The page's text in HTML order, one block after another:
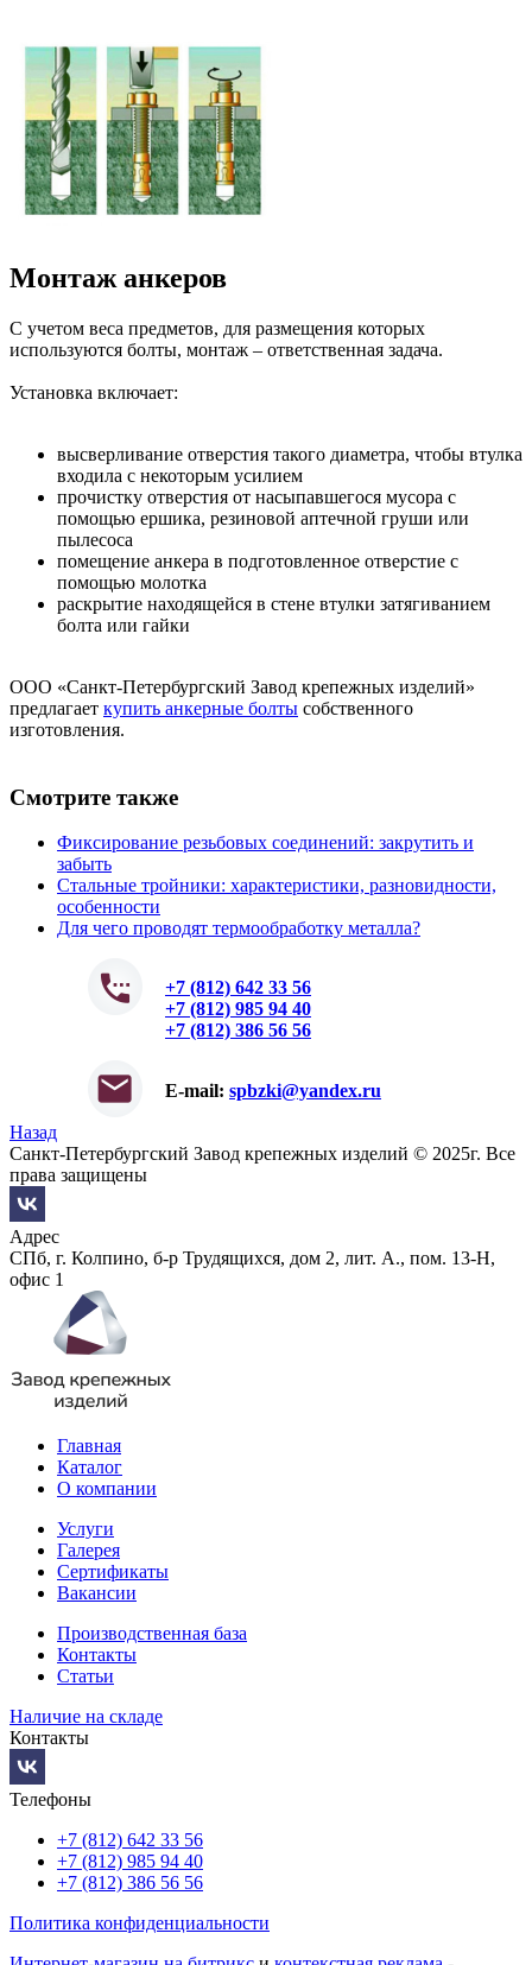
Монтаж анкеров
С учетом веса предметов, для размещения которых
используются болты, монтаж – ответственная задача.
Установка включает:
высверливание отверстия такого диаметра, чтобы втулка
входила с некоторым усилием
прочистку отверстия от насыпавшегося мусора с
помощью ершика, резиновой аптечной груши или
пылесоса
помещение анкера в подготовленное отверстие с
помощью молотка
раскрытие находящейся в стене втулки затягиванием
болта или гайки
ООО «Санкт-Петербургский Завод крепежных изделий»
предлагает купить анкерные болты собственного
изготовления.
Смотрите также
Фиксирование резьбовых соединений: закрутить и
забыть
Стальные тройники: характеристики, разновидности,
особенности
Для чего проводят термообработку металла?
+7 (812) 642 33 56
+7 (812) 985 94 40
+7 (812) 386 56 56
E-mail: spbzki@yandex.ru
Назад
Санкт-Петербургский Завод крепежных изделий © 2025г. Все
права защищены
Адрес
СПб, г. Колпино, б-р Трудящихся, дом 2, лит. А., пом. 13-Н,
офис 1
Главная
Каталог
О компании
Услуги
Галерея
Сертификаты
Вакансии
Производственная база
Контакты
Статьи
Наличие на складе
Контакты
Телефоны
+7 (812) 642 33 56
+7 (812) 985 94 40
+7 (812) 386 56 56
Политика конфиденциальности